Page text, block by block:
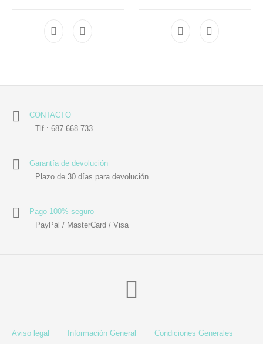
CONTACTO
Tlf.: 687 668 733
Garantía de devolución
Plazo de 30 días para devolución
Pago 100% seguro
PayPal / MasterCard / Visa
Aviso legal Información General Condiciones Generales